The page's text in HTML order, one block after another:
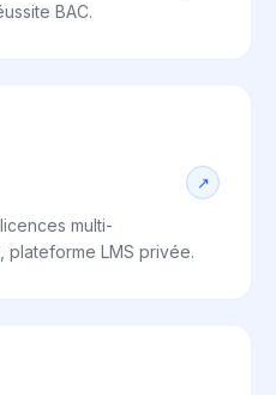
BAC.
↗
multi-
LMS privée.